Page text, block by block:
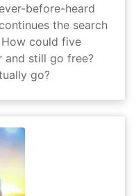
before-heard
the search
could five
and still go free?
go?